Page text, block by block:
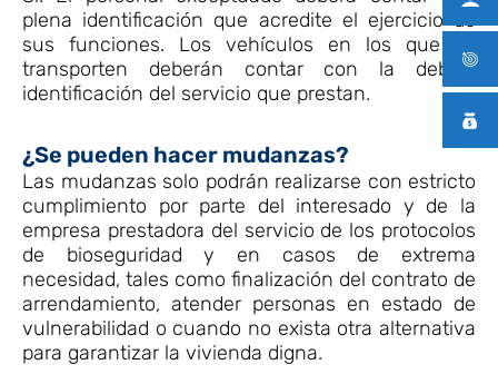
plena identificación que acredite el ejercicio de
sus funciones. Los vehículos en los que se
transporten deberán contar con la debida
identificación del servicio que prestan.
¿Se pueden hacer mudanzas?
Las mudanzas solo podrán realizarse con estricto
cumplimiento por parte del interesado y de la
empresa prestadora del servicio de los protocolos
de bioseguridad y en casos de extrema
necesidad, tales como finalización del contrato de
arrendamiento, atender personas en estado de
vulnerabilidad o cuando no exista otra alternativa
para garantizar la vivienda digna.